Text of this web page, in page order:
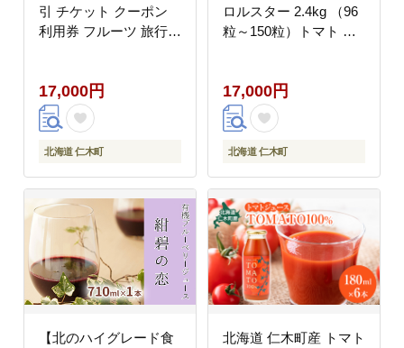
引 チケット クーポン
利用券 フルーツ 旅行
尾観光農園]
17,000円
北海道 仁木町
ロルスター 2.4kg （96
粒～150粒）トマト 野
お弁当 家庭用 子供に人
気 リコピン [REDA
FARM]
17,000円
北海道 仁木町
【北のハイグレード食
北海道 仁木町産 トマト